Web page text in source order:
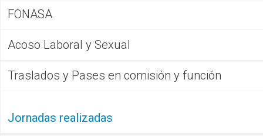
FONASA
Acoso Laboral y Sexual
Traslados y Pases en comisión y función
Jornadas realizadas